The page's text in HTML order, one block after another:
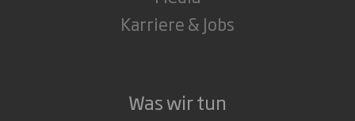
Karriere & Jobs
Was wir tun